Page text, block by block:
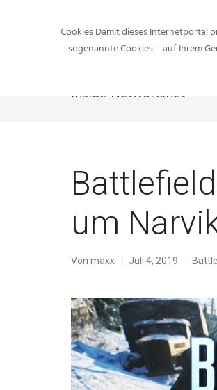
Inside-Network.net
um
Von maxx Juli 4, 2019
Cookies Damit dieses Internetportal
– sogenannte Cookies – auf Ihrem